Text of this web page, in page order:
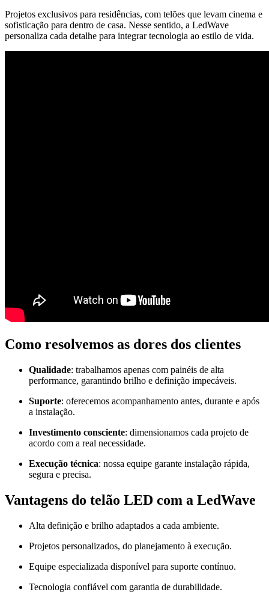
Projetos exclusivos para residências, com telões que levam cinema e
sofisticação para dentro de casa. Nesse sentido, a LedWave
personaliza cada detalhe para integrar tecnologia ao estilo de vida.
Como resolvemos as dores dos clientes
Qualidade: trabalhamos apenas com painéis de alta
performance, garantindo brilho e definição impecáveis.
Suporte: oferecemos acompanhamento antes, durante e após
a instalação.
Investimento consciente: dimensionamos cada projeto de
acordo com a real necessidade.
Execução técnica: nossa equipe garante instalação rápida,
segura e precisa.
Vantagens do telão LED com a LedWave
Alta definição e brilho adaptados a cada ambiente.
Projetos personalizados, do planejamento à execução.
Equipe especializada disponível para suporte contínuo.
Tecnologia confiável com garantia de durabilidade.